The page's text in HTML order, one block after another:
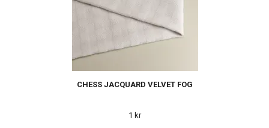
CHESS JACQUARD VELVET FOG
1 kr